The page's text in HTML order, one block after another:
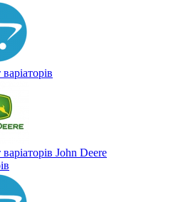
John Deere